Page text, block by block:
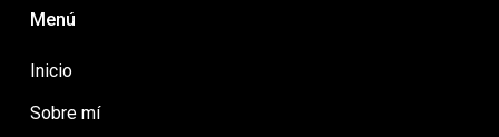
Menú
Inicio
Sobre mí